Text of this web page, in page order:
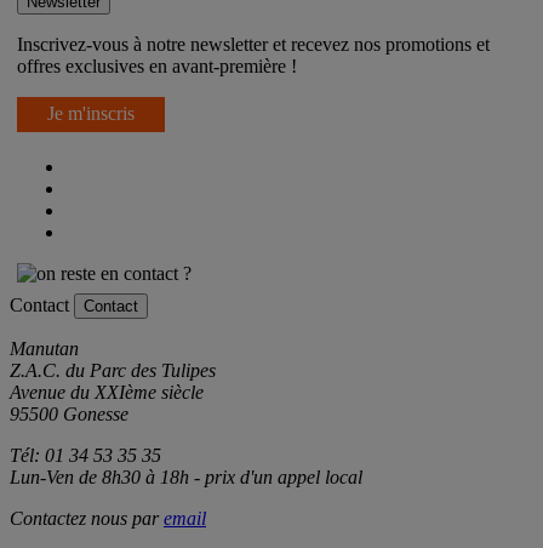
Inscrivez-vous à notre newsletter et recevez nos promotions et
offres exclusives en avant-première !
Je m'inscris
Contact Contact
Manutan
Z.A.C. du Parc des Tulipes
Avenue du XXIème siècle
95500 Gonesse
Tél: 01 34 53 35 35
Lun-Ven de 8h30 à 18h - prix d'un appel local
Contactez nous paremail